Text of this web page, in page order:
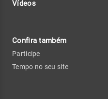
Vídeos
Confira também
Participe
Tempo no seu site